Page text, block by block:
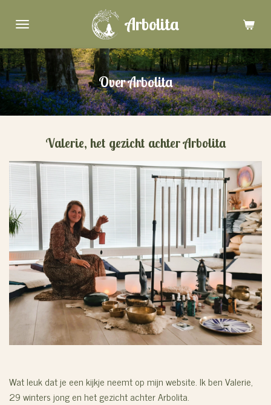
direct
de
hoofdinhoud
Arbolita
Over Arbolita
Valerie, het gezicht achter Arbolita
Wat leuk dat je een kijkje neemt op mijn website. Ik ben Valerie,
29 winters jong en het gezicht achter Arbolita.